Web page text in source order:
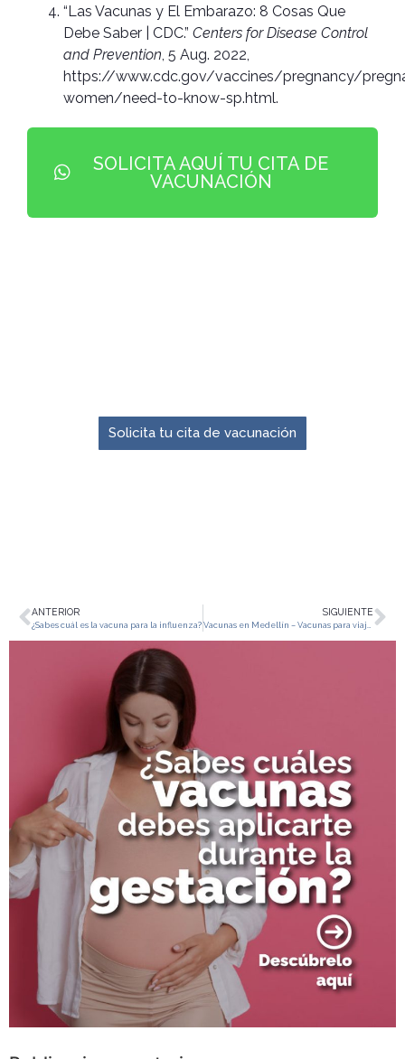
“Las Vacunas y El Embarazo: 8 Cosas Que
Debe Saber | CDC.” Centers for Disease Control
and Prevention, 5 Aug. 2022,
https://www.cdc.gov/vaccines/pregnancy/
women/need-to-know-sp.html.
SOLICITA AQUÍ TU CITA DE
VACUNACIÓN
Solicita tu cita de vacunación
ANTERIOR
¿Sabes cuál es la vacuna para la influenza?
SIGUIENTE